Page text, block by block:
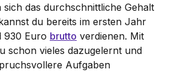
das durchschnittliche Gehalt
du bereits im ersten Jahr
930 Euro brutto verdienen. Mit
schon vieles dazugelernt und
Aufgaben